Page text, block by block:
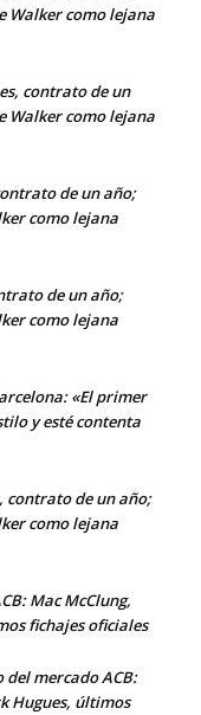
Walker como lejana
contrato de un
Walker como lejana
de un año;
como lejana
de un año;
como lejana
«El primer
y esté contenta
contrato de un año;
como lejana
Mac McClung,
fichajes oficiales
mercado ACB:
Hugues, últimos